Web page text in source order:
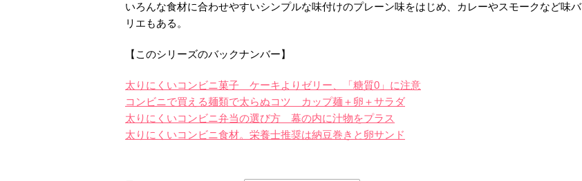
いろんな食材に合わせやすいシンプルな味付けのプレーン味をはじめ、カレーやスモークなど味バ
リエもある。
【このシリーズのバックナンバー】
太りにくいコンビニ菓子 ケーキよりゼリー、「糖質0」に注意
コンビニで買える麺類で太らぬコツ カップ麺＋卵＋サラダ
太りにくいコンビニ弁当の選び方 幕の内に汁物をプラス
太りにくいコンビニ食材。栄養士推奨は納豆巻きと卵サンド